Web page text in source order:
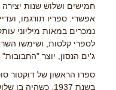
חמישים ושלוש שנות
אפשרי. ספריו תורגמו,
נמכרים במאות מיליוני
לספרי קלטות, ושימשו
ג'ים הנסון, יוצר
ספרו הראשון של דוקטור